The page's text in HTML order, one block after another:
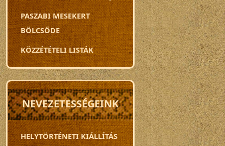
PASZABI MESEKERT
BÖLCSŐDE
KÖZZÉTÉTELI LISTÁK
NEVEZETESSÉGEINK
HELYTÖRTÉNETI KIÁLLÍTÁS